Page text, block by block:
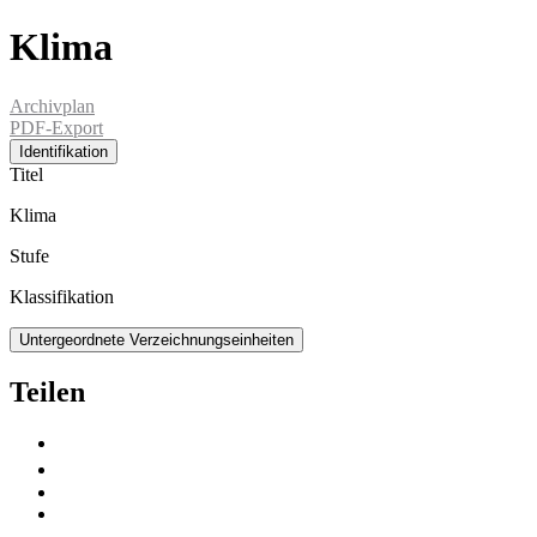
Klima
Archivplan
PDF-Export
Identifikation
Titel
Klima
Stufe
Klassifikation
Untergeordnete Verzeichnungseinheiten
Teilen